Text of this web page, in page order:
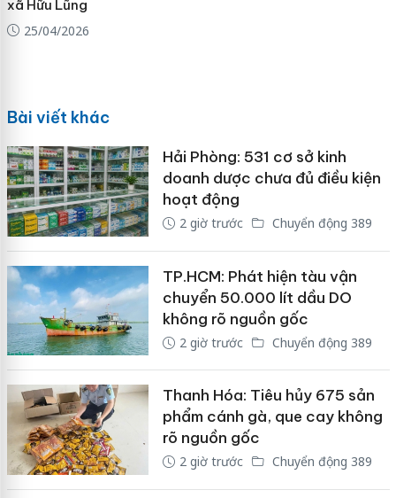
xã Hữu Lũng
25/04/2026
Bài viết khác
Hải Phòng: 531 cơ sở kinh
doanh dược chưa đủ điều kiện
hoạt động
2 giờ trước Chuyển động 389
TP.HCM: Phát hiện tàu vận
chuyển 50.000 lít dầu DO
không rõ nguồn gốc
2 giờ trước Chuyển động 389
Thanh Hóa: Tiêu hủy 675 sản
phẩm cánh gà, que cay không
rõ nguồn gốc
2 giờ trước Chuyển động 389